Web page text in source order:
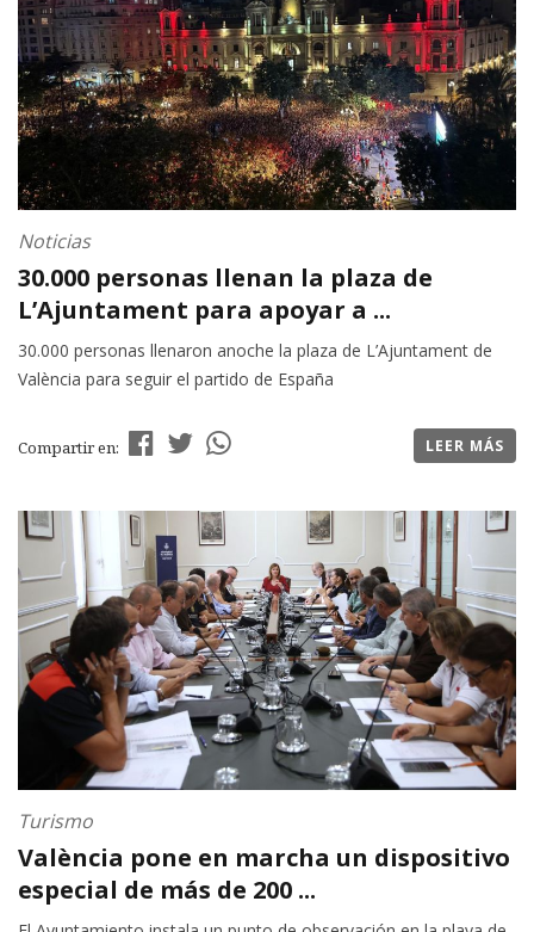
Noticias
30.000 personas llenan la plaza de
L’Ajuntament para apoyar a ...
30.000 personas llenaron anoche la plaza de L’Ajuntament de
València para seguir el partido de España
Compartir en: LEER MÁS
Turismo
València pone en marcha un dispositivo
especial de más de 200 ...